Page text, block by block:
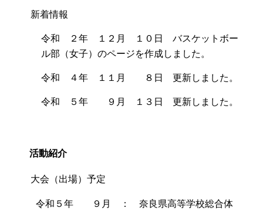
新着情報
令和 ２年 １２月 １０日 バスケットボー
ル部（女子）のページを作成しました。
令和 ４年 １１月 ８日 更新しました。​
令和 ５年 ９月 １３日 更新しました。
活動紹介
大会（出場）予定
令和５年 ９月 ： 奈良県高等学校総合体